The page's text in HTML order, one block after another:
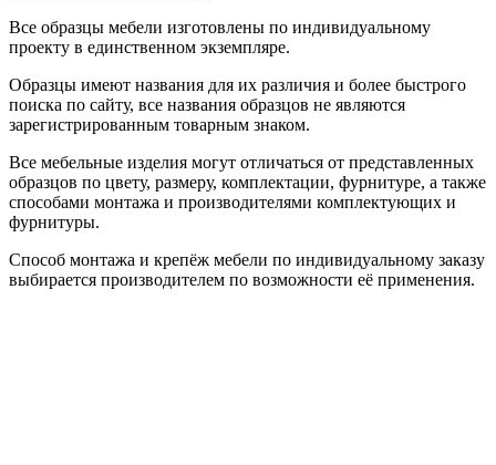
Все образцы мебели изготовлены по индивидуальному
проекту в единственном экземпляре.
Образцы имеют названия для их различия и более быстрого
поиска по сайту, все названия образцов не являются
зарегистрированным товарным знаком.
Все мебельные изделия могут отличаться от представленных
образцов по цвету, размеру, комплектации, фурнитуре, а также
способами монтажа и производителями комплектующих и
фурнитуры.
Способ монтажа и крепёж мебели по индивидуальному заказу
выбирается производителем по возможности её применения.